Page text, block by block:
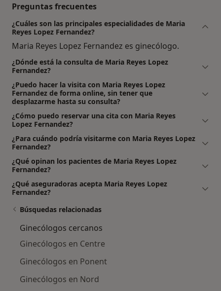
Preguntas frecuentes
¿Cuáles son las principales especialidades de Maria
Reyes Lopez Fernandez?
Maria Reyes Lopez Fernandez es ginecólogo.
¿Dónde está la consulta de Maria Reyes Lopez
Fernandez?
¿Puedo hacer la visita con Maria Reyes Lopez
Fernandez de forma online, sin tener que
desplazarme hasta su consulta?
¿Cómo puedo reservar una cita con Maria Reyes
Lopez Fernandez?
¿Para cuándo podría visitarme con Maria Reyes Lopez
Fernandez?
¿Qué opinan los pacientes de Maria Reyes Lopez
Fernandez?
¿Qué aseguradoras acepta Maria Reyes Lopez
Fernandez?
Búsquedas relacionadas
Ginecólogos cercanos
Ginecólogos en Centre
Ginecólogos en Ponent
Ginecólogos en Nord